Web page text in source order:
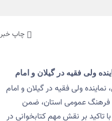
چاپ خبر
ولی فقیه در گیلان و امام
ولی فقیه در گیلان و امام
فرهنگ عمومی استان، ضمن
تاکید بر نقش مهم کتابخوانی در